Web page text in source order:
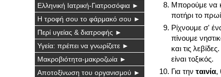
Μπορούμε να
ποτήρι το
Ρίχνουμε σ'
πίνουμε
και τις
είναι τοξικός.
Για την ταινία,
Ελληνική Ιατρική-Γιατροσόφια ►
Η τροφή σου το φάρμακό σου ►
Περί υγείας & διατροφής ►
Υγεία: πρέπει να γνωρίζετε ►
Μακροβιότητα-μακροζωία ►
Αποτοξίνωση του οργανισμού ►